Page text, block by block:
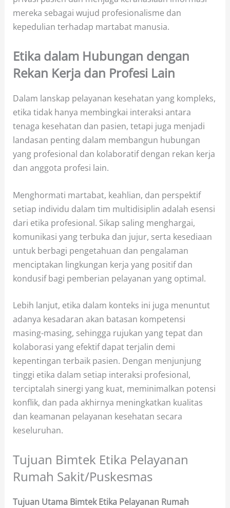
mereka sebagai wujud profesionalisme dan
kepedulian terhadap martabat manusia.
Etika dalam Hubungan dengan
Rekan Kerja dan Profesi Lain
Dalam lanskap pelayanan kesehatan yang kompleks,
etika tidak hanya membingkai interaksi antara
tenaga kesehatan dan pasien, tetapi juga menjadi
landasan penting dalam membangun hubungan
yang profesional dan kolaboratif dengan rekan kerja
dan anggota profesi lain.
Menghormati martabat, keahlian, dan perspektif
setiap individu dalam tim multidisiplin adalah esensi
dari etika profesional. Sikap saling menghargai,
komunikasi yang terbuka dan jujur, serta kesediaan
untuk berbagi pengetahuan dan pengalaman
menciptakan lingkungan kerja yang positif dan
kondusif bagi pemberian pelayanan yang optimal.
Lebih lanjut, etika dalam konteks ini juga menuntut
adanya kesadaran akan batasan kompetensi
masing-masing, sehingga rujukan yang tepat dan
kolaborasi yang efektif dapat terjalin demi
kepentingan terbaik pasien. Dengan menjunjung
tinggi etika dalam setiap interaksi profesional,
terciptalah sinergi yang kuat, meminimalkan potensi
konflik, dan pada akhirnya meningkatkan kualitas
dan keamanan pelayanan kesehatan secara
keseluruhan.
Tujuan Bimtek Etika Pelayanan
Rumah Sakit/Puskesmas
Tujuan Utama Bimtek Etika Pelayanan Rumah